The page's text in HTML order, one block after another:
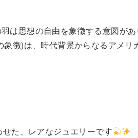
は思想の自由を象徴する意図があ
徴)は、時代背景からなるアメリ
た、レアなジュエリーです